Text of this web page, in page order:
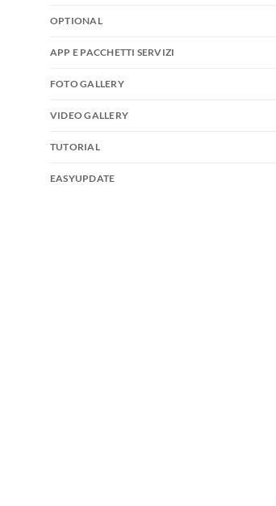
OPTIONAL
APP E PACCHETTI SERVIZI
FOTO GALLERY
VIDEO GALLERY
TUTORIAL
EASYUPDATE